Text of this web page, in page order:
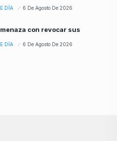
DÍA 6 De Agosto De 2026
con revocar sus
DÍA 6 De Agosto De 2026